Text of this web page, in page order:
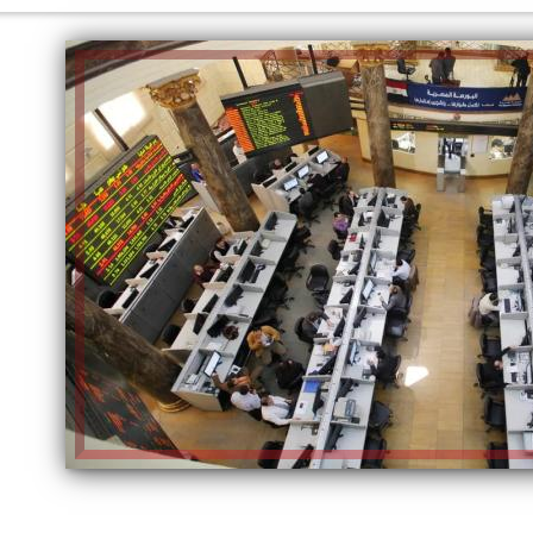
إلهام شرشر تكتب: دي مبقتش كورة..
دي سياسة
الكاتبة إلهام شرشر تهنئ الرئيس
السيسي بعيد ميلاده وتُشيد بجهوده
في بناء الدولة